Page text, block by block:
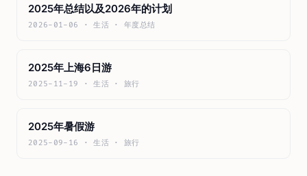
2025年总结以及2026年的计划
2026-01-06 · 生活 · 年度总结
2025年上海6日游
2025-11-19 · 生活 · 旅行
2025年暑假游
2025-09-16 · 生活 · 旅行